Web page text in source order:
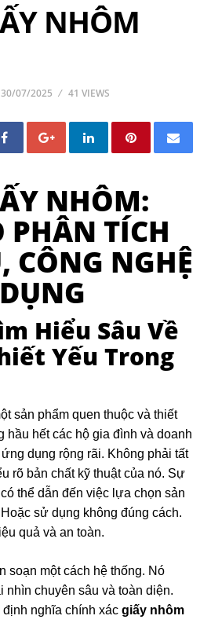
NHÔM
30/07/2025 41 VIEWS
NHÔM:
PHÂN TÍCH
CÔNG NGHỆ
Hiểu Sâu Về
Yếu Trong
sản phẩm quen thuộc và thiết
hầu hết các hộ gia đình và doanh
dụng rộng rãi. Không phải tất
rõ bản chất kỹ thuật của nó. Sự
thể dẫn đến việc lựa chọn sản
sử dụng không đúng cách.
quả và an toàn.
soạn một cách hệ thống. Nó
nhìn chuyên sâu và toàn diện.
nghĩa chính xác giấy nhôm